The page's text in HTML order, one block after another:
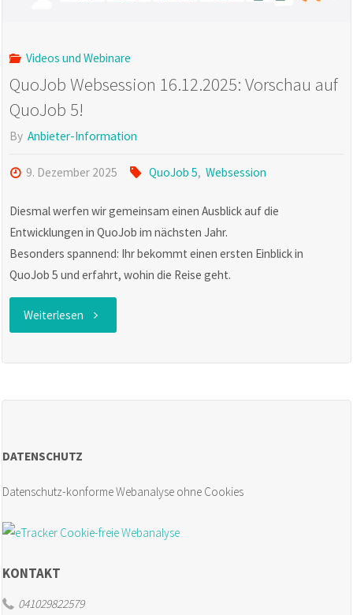
effiziente
Agenturprozesse"
Videos und Webinare
QuoJob Websession 16.12.2025: Vorschau auf
QuoJob 5!
By Anbieter-Information
9. Dezember 2025 QuoJob 5, Websession
Diesmal werfen wir gemeinsam einen Ausblick auf die
Entwicklungen in QuoJob im nächsten Jahr.
Besonders spannend: Ihr bekommt einen ersten Einblick in
QuoJob 5 und erfahrt, wohin die Reise geht.
Weiterlesen "QuoJob
QuoJob
5!"
DATENSCHUTZ
Datenschutz-konforme Webanalyse ohne Cookies
KONTAKT
041029822579